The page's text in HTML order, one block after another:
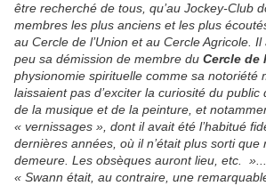
être recherché de tous, qu’au Jockey-Club
membres les plus anciens et les plus
au Cercle de l’Union et au Cercle Agricole.
peu sa démission de membre du Cercle de
physionomie spirituelle comme sa notoriété
laissaient pas d’exciter la curiosité du
de la musique et de la peinture, et
« vernissages », dont il avait été l’habitué
dernières années, où il n’était plus sorti que
demeure. Les obsèques auront lieu, etc.
« Swann était, au contraire, une